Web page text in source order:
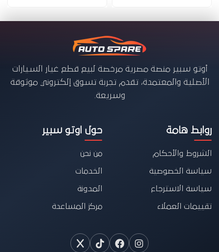
أوتو سبير منصة مصرية مرخصة لبيع قطع غيار السيارات
الأصلية والمعتمدة، تقدم تجربة تسوق إلكتروني موثوقة
وسريعة.
روابط هامة
الشروط والأحكام
سياسة الخصوصية
سياسة الاسترجاع
تقييمات العملاء
حول اوتو سبير
من نحن
الخدمات
المدونة
مركز المساعدة